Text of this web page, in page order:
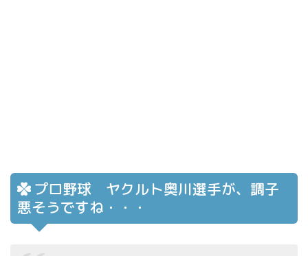
プロ野球 ヤクルト奥川選手が、調子
悪そうですね・・・